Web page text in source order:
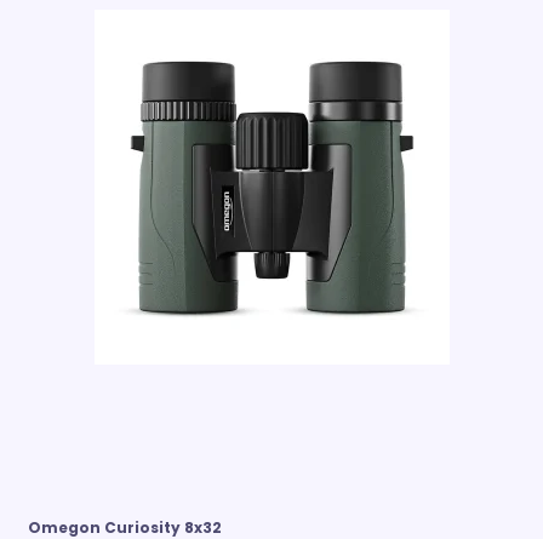
Omegon Curiosity 8x32